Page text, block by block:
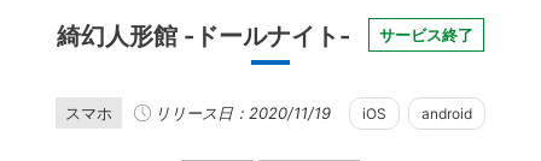
綺幻人形館 -ドールナイト- サービス終了
スマホ リリース日：2020/11/19 iOS android